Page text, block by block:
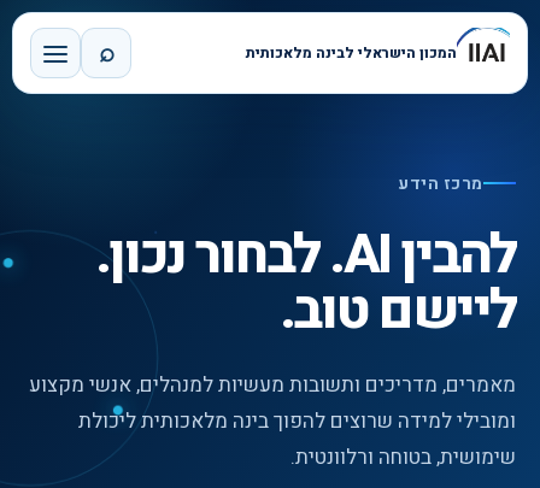
המכון הישראלי לבינה מלאכותית ⌕
מרכז הידע
להבין AI. לבחור נכון.
ליישם טוב.
מאמרים, מדריכים ותשובות מעשיות למנהלים, אנשי מקצוע
ומובילי למידה שרוצים להפוך בינה מלאכותית ליכולת
שימושית, בטוחה ורלוונטית.